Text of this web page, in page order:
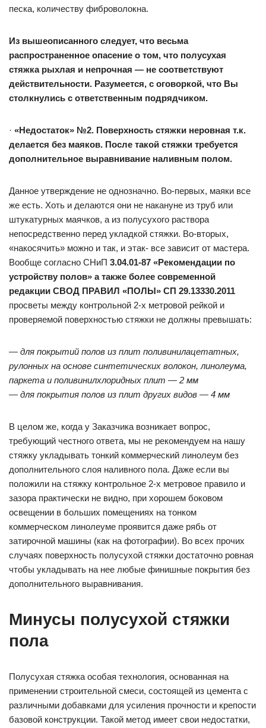
песка, количеству фиброволокна.
Из вышеописанного следует, что весьма
распространенное опасение о том, что полусухая
стяжка рыхлая и непрочная — не соответствуют
действительности. Разумеется, с оговоркой, что Вы
столкнулись с ответственным подрядчиком.
· «Недостаток» №2. Поверхность стяжки неровная т.к.
делается без маяков. После такой стяжки требуется
дополнительное выравнивание наливным полом.
Данное утверждение не однозначно. Во-первых, маяки все
же есть. Хоть и делаются они не накануне из труб или
штукатурных маячков, а из полусухого раствора
непосредственно перед укладкой стяжки. Во-вторых,
«накосячить» можно и так, и этак- все зависит от мастера.
Вообще согласно СНиП 3.04.01-87 «Рекомендации по
устройству полов» а также более современной
редакции СВОД ПРАВИЛ «ПОЛЫ» СП 29.13330.2011
просветы между контрольной 2-х метровой рейкой и
проверяемой поверхностью стяжки не должны превышать:
— для покрытий полов из плит поливинилацетатных,
рулонных на основе синтетических волокон, линолеума,
паркета и поливинилхлоридных плит — 2 мм
— для покрытия полов из плит других видов — 4 мм
В целом же, когда у Заказчика возникает вопрос,
требующий честного ответа, мы не рекомендуем на нашу
стяжку укладывать тонкий коммерческий линолеум без
дополнительного слоя наливного пола. Даже если вы
положили на стяжку контрольное 2-х метровое правило и
зазора практически не видно, при хорошем боковом
освещении в больших помещениях на тонком
коммерческом линолеуме проявится даже рябь от
затирочной машины (как на фотографии). Во всех прочих
случаях поверхность полусухой стяжки достаточно ровная
чтобы укладывать на нее любые финишные покрытия без
дополнительного выравнивания.
Минусы полусухой стяжки
пола
Полусухая стяжка особая технология, основанная на
применении строительной смеси, состоящей из цемента с
различными добавками для усиления прочности и крепости
базовой конструкции. Такой метод имеет свои недостатки,